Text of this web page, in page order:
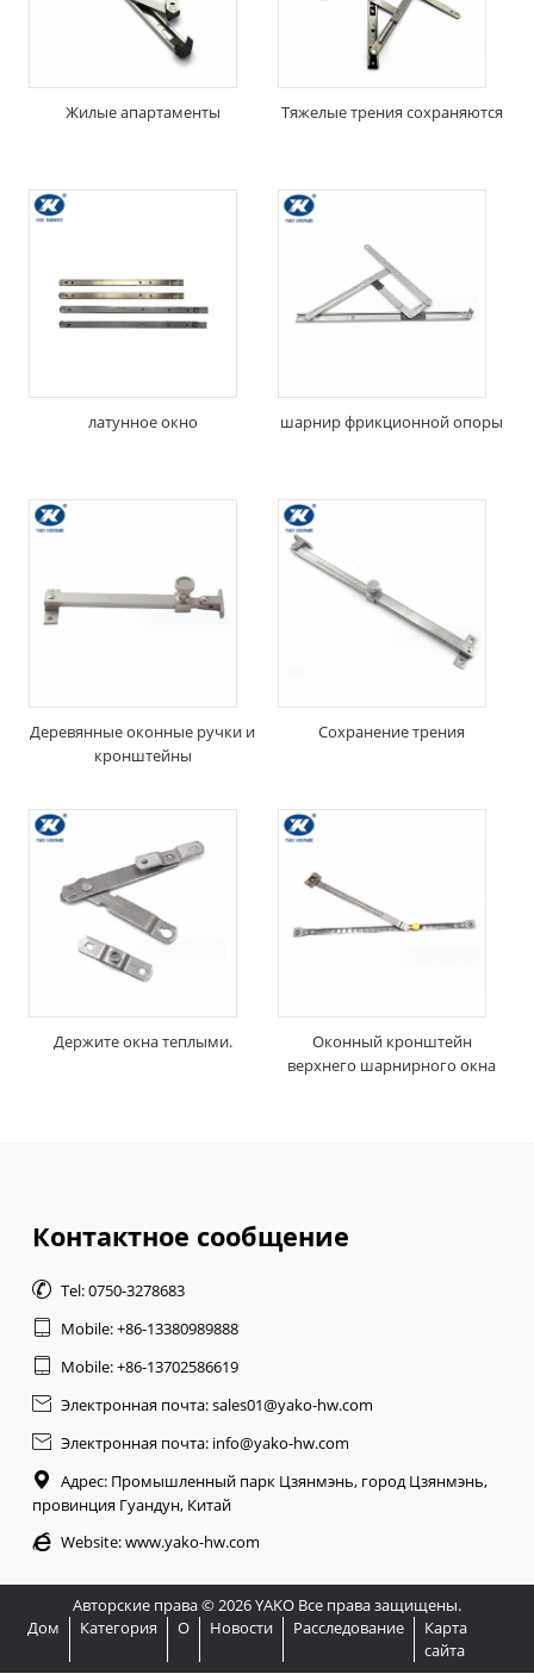
Жилые апартаменты Тяжелые трения сохраняются
латунное окно шарнир фрикционной опоры
Деревянные оконные ручки и
кронштейны
Сохранение трения
Держите окна теплыми.
Оконный кронштейн
верхнего шарнирного окна
Контактное сообщение
 Tel: 0750-3278683
 Mobile: +86-13380989888
 Mobile: +86-13702586619
 Электронная почта: sales01@yako-hw.com
 Электронная почта: info@yako-hw.com

Адрес: Промышленный парк Цзянмэнь, город Цзянмэнь,
провинция Гуандун, Китай
 Website:www.yako-hw.com
Авторские права © 2026 YAKO Все права защищены.
Дом
Категория О Новости Расследование
Карта
сайта